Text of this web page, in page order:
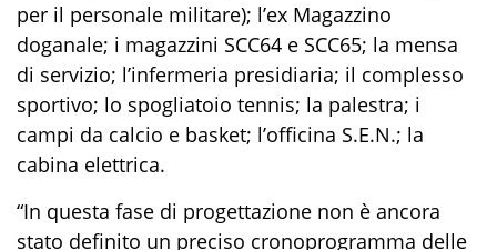
per il personale militare); l’ex Magazzino
doganale; i magazzini SCC64 e SCC65; la mensa
di servizio; l’infermeria presidiaria; il complesso
sportivo; lo spogliatoio tennis; la palestra; i
campi da calcio e basket; l’officina S.E.N.; la
cabina elettrica.
“In questa fase di progettazione non è ancora
stato definito un preciso cronoprogramma delle